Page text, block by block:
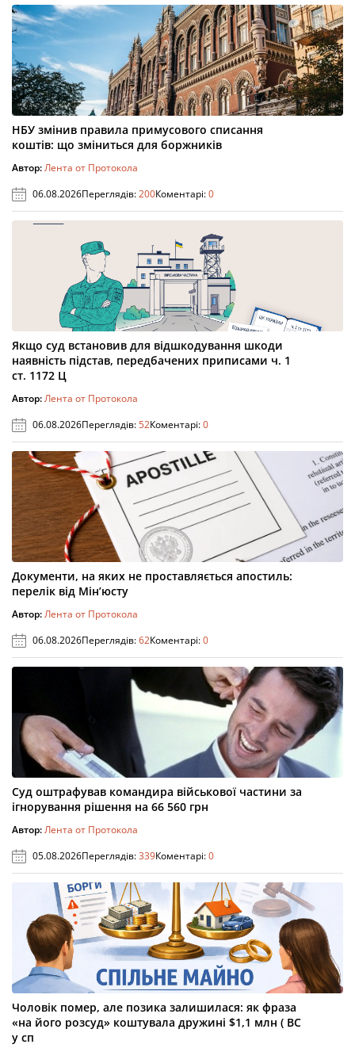
НБУ змінив правила примусового списання
коштів: що зміниться для боржників
Автор:Лента от Протокола
06.08.2026Переглядів:200Коментарі:0
Якщо суд встановив для відшкодування шкоди
наявність підстав, передбачених приписами ч. 1
ст. 1172 Ц
Автор:Лента от Протокола
06.08.2026Переглядів:52Коментарі:0
Документи, на яких не проставляється апостиль:
перелік від Мін’юсту
Автор:Лента от Протокола
06.08.2026Переглядів:62Коментарі:0
Суд оштрафував командира військової частини за
ігнорування рішення на 66 560 грн
Автор:Лента от Протокола
05.08.2026Переглядів:339Коментарі:0
Чоловік помер, але позика залишилася: як фраза
«на його розсуд» коштувала дружині $1,1 млн ( ВС
у сп